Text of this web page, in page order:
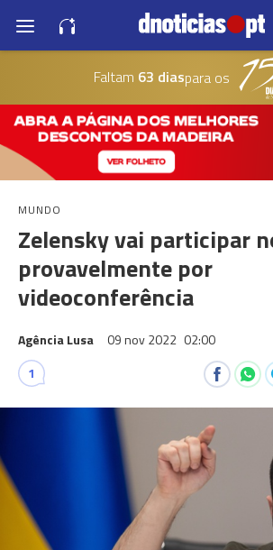
Faltam 63 diaspara os
MUNDO
Zelensky vai participar
provavelmente por
videoconferência
Agência Lusa 09 nov 2022 02:00
1